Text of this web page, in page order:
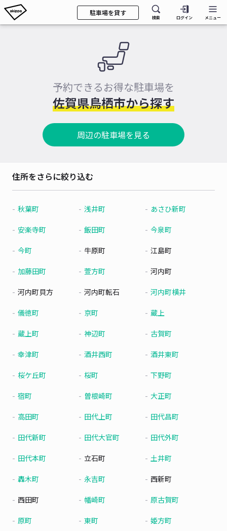
駐車場を貸す
検索 ログイン メニュー
予約できるお得な駐車場を
佐賀県鳥栖市から探す
周辺の駐車場を見る
住所をさらに絞り込む
秋葉町 浅井町 あさひ新町
安楽寺町 飯田町 今泉町
今町 牛原町 江島町
加藤田町 萱方町 河内町
河内町貝方 河内町転石 河内町横井
儀徳町 京町 蔵上
蔵上町 神辺町 古賀町
幸津町 酒井西町 酒井東町
桜ケ丘町 桜町 下野町
宿町 曽根崎町 大正町
高田町 田代上町 田代昌町
田代新町 田代大官町 田代外町
田代本町 立石町 土井町
轟木町 永吉町 西新町
西田町 幡崎町 原古賀町
原町 東町 姫方町